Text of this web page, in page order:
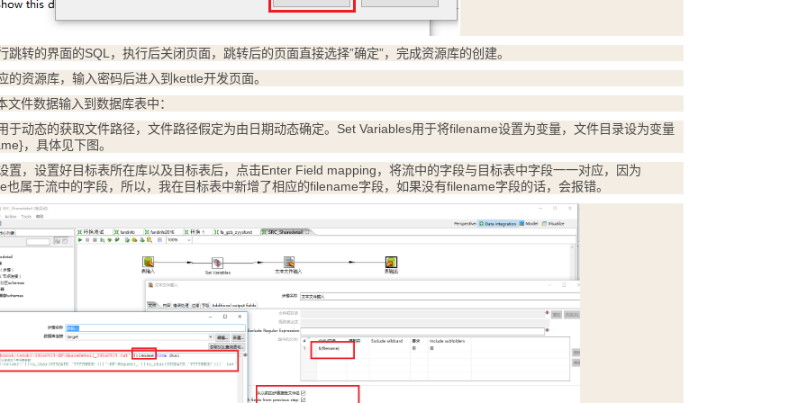
跳转的界面的SQL，执行后关闭页面，跳转后的页面直接选择”确定”，完成资源库的创建。
的资源库，输入密码后进入到kettle开发页面。
文件数据输入到数据库表中：
于动态的获取文件路径，文件路径假定为由日期动态确定。Set Variables用于将filename设置为变量，文件目录设为变量
，具体见下图。
置，设置好目标表所在库以及目标表后，点击Enter Field mapping，将流中的字段与目标表中字段一一对应，因为
也属于流中的字段，所以，我在目标表中新增了相应的filename字段，如果没有filename字段的话，会报错。